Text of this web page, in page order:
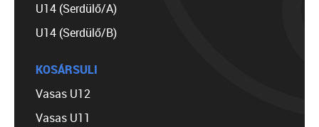
U14 (Serdülő/A)
U14 (Serdülő/B)
KOSÁRSULI
Vasas U12
Vasas U11